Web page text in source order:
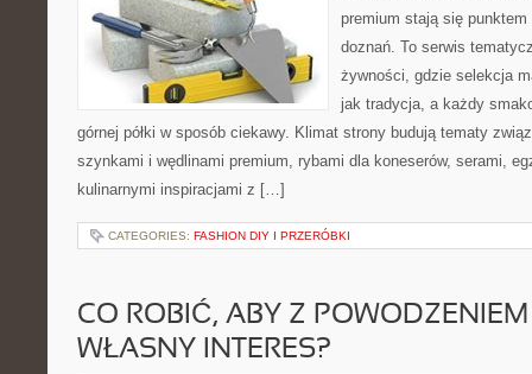
premium stają się
doznań. To serwis
żywności, gdzie selekcja
jak tradycja, a każdy
górnej półki w sposób ciekawy. Klimat strony budują tematy
szynkami i wędlinami premium, rybami dla koneserów, serami,
kulinarnymi inspiracjami z […]
CATEGORIES: FASHION DIY I PRZERÓBKI
CO ROBIĆ, ABY Z
WŁASNY INTERES?